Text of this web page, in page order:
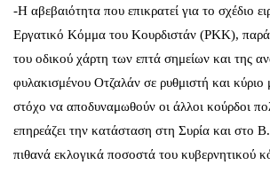
-Η αβεβαιότητα που επικρατεί για το σχέδιο
Εργατικό Κόμμα του Κουρδιστάν (PKK), παρά
του οδικού χάρτη των επτά σημείων και της
φυλακισμένου Οτζαλάν σε ρυθμιστή και
στόχο να αποδυναμωθούν οι άλλοι κούρδοι
επηρεάζει την κατάσταση στη Συρία και στο
πιθανά εκλογικά ποσοστά του κυβερνητικού